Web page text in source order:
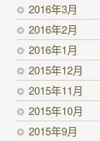
2016年3月
2016年2月
2016年1月
2015年12月
2015年11月
2015年10月
2015年9月